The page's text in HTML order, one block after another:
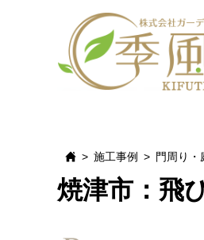
施工事例 門周り・
焼津市：飛